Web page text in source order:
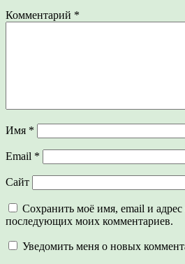
Комментарий *
Имя *
Email *
Сайт
Сохранить моё имя, email и адрес
последующих моих комментариев.
Уведомить меня о новых